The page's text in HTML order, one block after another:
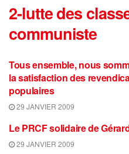
2-lutte des
communiste
Tous ensemble, nous
la satisfaction des
populaires
29 JANVIER 2009
Le PRCF solidaire de
29 JANVIER 2009